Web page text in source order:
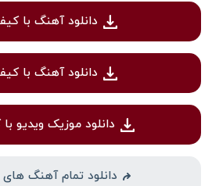
دانلود آهنگ با
دانلود آهنگ با
دانلود موزیک ویدیو با
دانلود تمام آهنگ